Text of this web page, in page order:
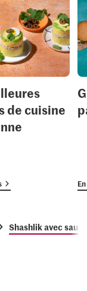
de cuisine
Shashlik avec